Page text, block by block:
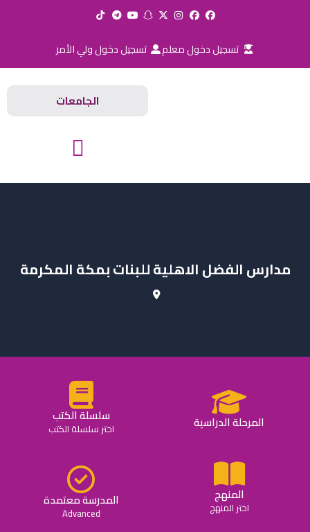
تسجيل دخول معلم تسجيل دخول ولي الأمر
الجامعات
مدارس الفضل الاهلية للبنات بمكة المكرمة
المرحلة الدراسية سلسلة الكتب
اختر سلسلة الكتب
المنهج
اختر المنهج المدرسة معتمدة
Advanced